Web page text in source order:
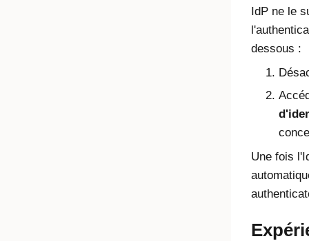
IdPne le
dessous :
Une fois l'